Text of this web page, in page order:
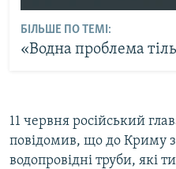
БІЛЬШЕ ПО ТЕМІ:
«Водна проблема
11 червня російський
повідомив, що до Криму з
водопровідні труби, які